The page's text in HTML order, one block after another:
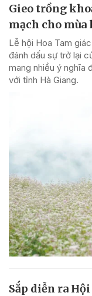
Gieo trồng
mạch cho mùa
Lễ hội Hoa Tam
đánh dấu sự trở lại
mang nhiều ý nghĩa
với tỉnh Hà Giang.
Sắp diễn ra